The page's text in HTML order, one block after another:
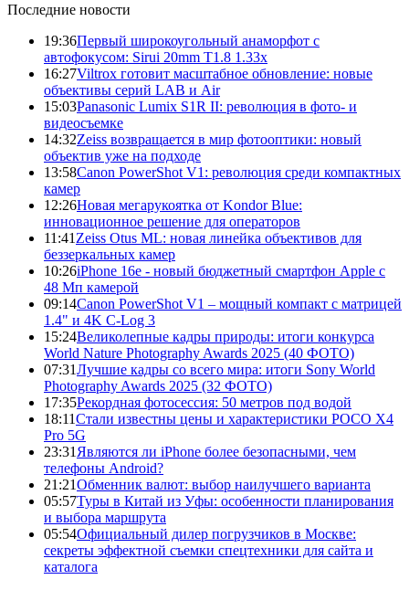
Последние новости
19:36Первый широкоугольный анаморфот с
автофокусом: Sirui 20mm T1.8 1.33x
16:27Viltrox готовит масштабное обновление: новые
объективы серий LAB и Air
15:03Panasonic Lumix S1R II: революция в фото- и
видеосъемке
14:32Zeiss возвращается в мир фотооптики: новый
объектив уже на подходе
13:58Canon PowerShot V1: революция среди компактных
камер
12:26Новая мегарукоятка от Kondor Blue:
инновационное решение для операторов
11:41 Zeiss Otus ML: новая линейка объективов для
беззеркальных камер
10:26iPhone 16e - новый бюджетный смартфон Apple с
48 Мп камерой
09:14Canon PowerShot V1 – мощный компакт с матрицей
1.4" и 4K C-Log 3
15:24Великолепные кадры природы: итоги конкурса
World Nature Photography Awards 2025 (40 ФОТО)
07:31Лучшие кадры со всего мира: итоги Sony World
Photography Awards 2025 (32 ФОТО)
17:35Рекордная фотосессия: 50 метров под водой
18:11Стали известны цены и характеристики POCO X4
Pro 5G
23:31 Являются ли iPhone более безопасными, чем
телефоны Android?
21:21Обменник валют: выбор наилучшего варианта
05:57Туры в Китай из Уфы: особенности планирования
и выбора маршрута
05:54Официальный дилер погрузчиков в Москве:
секреты эффектной съемки спецтехники для сайта и
каталога